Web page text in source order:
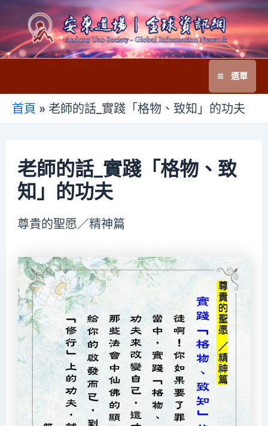
至
主
Main
選單
首頁 » 老師的話_實踐「格物、致知」的功夫
老師的話_實踐「格物、致
知」的功夫
尊貴的聖愿／精神篇